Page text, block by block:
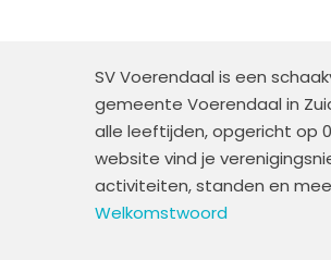
SV Voerendaal is een
gemeente Voerendaal in
alle leeftijden, opgericht op
website vind je
activiteiten, standen en
Welkomstwoord